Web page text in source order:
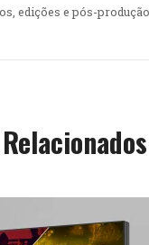
edições e pós-